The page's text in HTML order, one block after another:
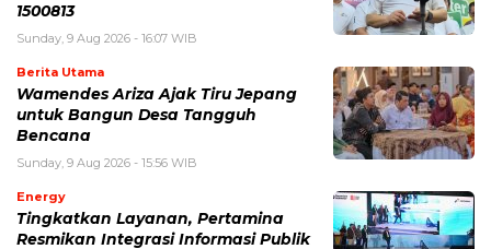
1500813
Sunday, 9 Aug 2026 - 16:07 WIB
Berita Utama
Wamendes Ariza Ajak Tiru Jepang
untuk Bangun Desa Tangguh
Bencana
Sunday, 9 Aug 2026 - 15:56 WIB
Energy
Tingkatkan Layanan, Pertamina
Resmikan Integrasi Informasi Publik